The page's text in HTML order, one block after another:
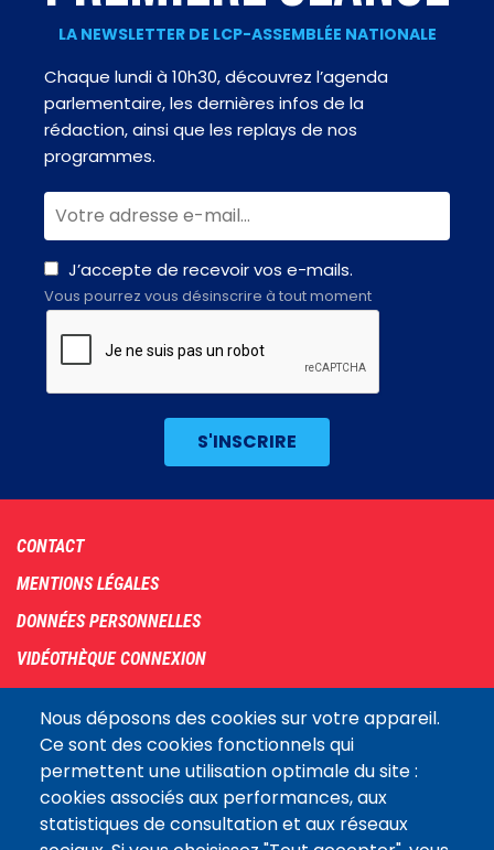
Nous déposons des cookies sur votre appareil.
Ce sont des cookies fonctionnels qui
permettent une utilisation optimale du site :
cookies associés aux performances, aux
statistiques de consultation et aux réseaux
LA NEWSLETTER DE LCP-ASSEMBLÉE NATIONALE
Chaque lundi à 10h30, découvrez l’agenda
parlementaire, les dernières infos de la
rédaction, ainsi que les replays de nos
programmes.
J’accepte de recevoir vos e-mails.
Vous pourrez vous désinscrire à tout moment
Footer
menu
CONTACT
MENTIONS LÉGALES
DONNÉES PERSONNELLES
VIDÉOTHÈQUE CONNEXION
ARCHIVES
COOKIES
Assemblée
nationaleLE SITE DE L’ASSEMBLÉE NATIONALE